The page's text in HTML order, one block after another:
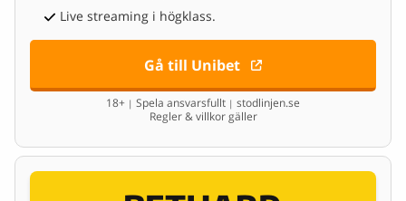
Live streaming i högklass.
Gå till Unibet
18+ | Spela ansvarsfullt | stodlinjen.se
Regler & villkor gäller